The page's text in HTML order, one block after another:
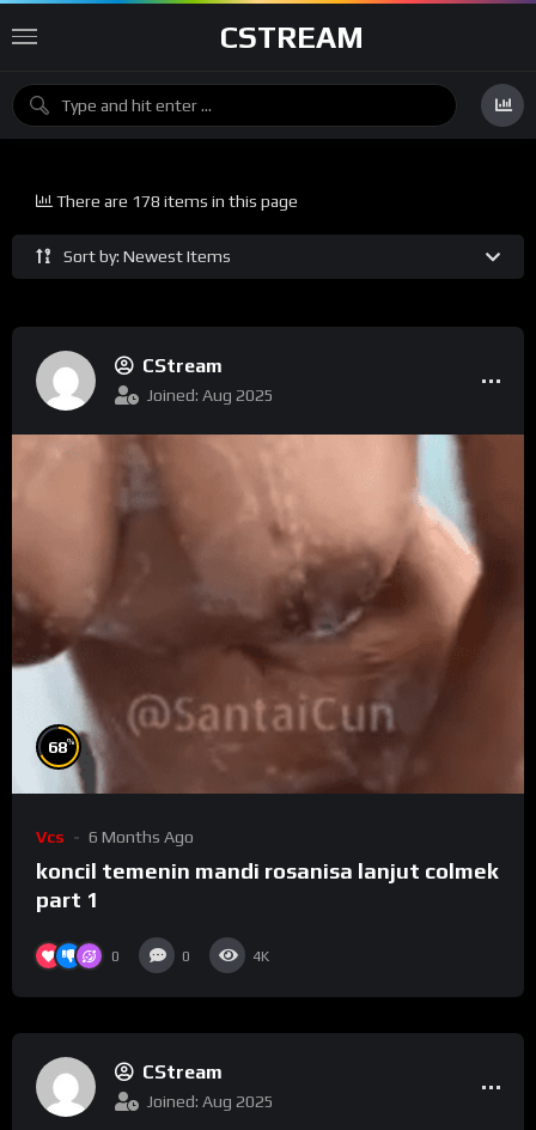
CSTREAM
Sort by: Newest Items
There are 178 items in this page
CStream
Joined: Aug 2025
68%
Vcs 6 Months Ago
koncil temenin mandi rosanisa lanjut colmek
part 1
0 0 4K
CStream
Joined: Aug 2025